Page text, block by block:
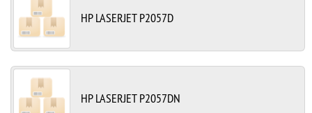
HP LASERJET P2057D
HP LASERJET P2057DN